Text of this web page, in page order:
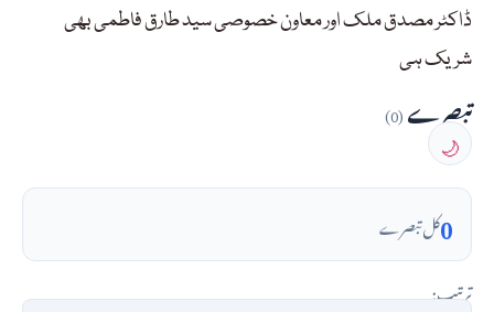
ڈاکٹر مصدق ملک اور معاون خصوصی سید طارق فاطمی بھی
شریک ہی
تبصرے(0)
🌙
0کل تبصرے
ترتیب: